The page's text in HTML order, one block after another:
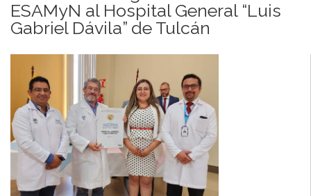
ESAMyN al Hospital General “Luis
Gabriel Dávila” de Tulcán